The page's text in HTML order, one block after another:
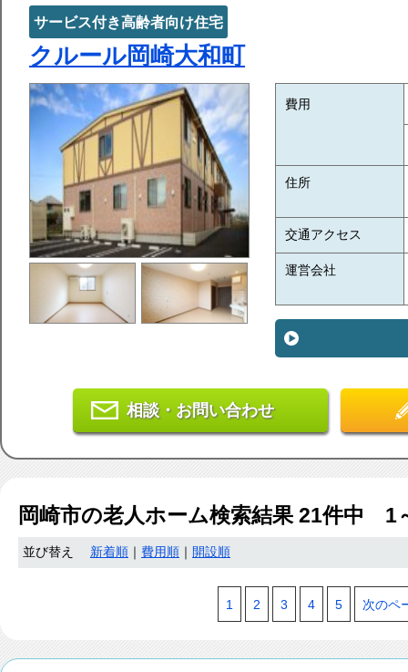
サービス付き高齢者向け住宅
クルール岡崎大和町
費用
住所
交通アクセス
運営会社
相談・お問い合わせ
岡崎市の老人ホーム検索結果 21件中 1
並び替え 新着順 費用順 開設順
1 2 3 4 5 次のペ